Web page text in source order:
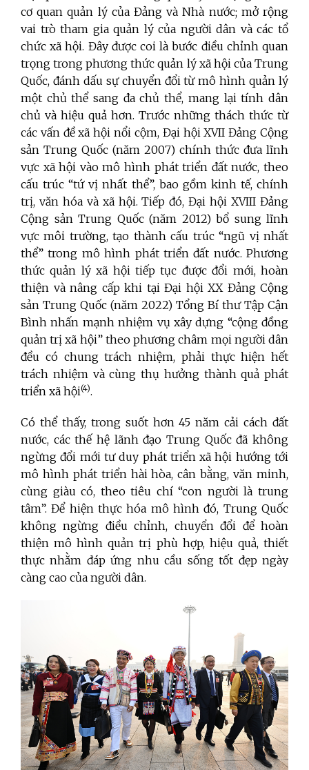
cơ quan quản lý của Đảng và Nhà nước; mở rộng
vai trò tham gia quản lý của người dân và các tổ
chức xã hội. Đây được coi là bước điều chỉnh quan
trọng trong phương thức quản lý xã hội của Trung
Quốc, đánh dấu sự chuyển đổi từ mô hình quản lý
một chủ thể sang đa chủ thể, mang lại tính dân
chủ và hiệu quả hơn. Trước những thách thức từ
các vấn đề xã hội nổi cộm, Đại hội XVII Đảng Cộng
sản Trung Quốc (năm 2007) chính thức đưa lĩnh
vực xã hội vào mô hình phát triển đất nước, theo
cấu trúc “tứ vị nhất thể”, bao gồm kinh tế, chính
trị, văn hóa và xã hội. Tiếp đó, Đại hội XVIII Đảng
Cộng sản Trung Quốc (năm 2012) bổ sung lĩnh
vực môi trường, tạo thành cấu trúc “ngũ vị nhất
thể” trong mô hình phát triển đất nước. Phương
thức quản lý xã hội tiếp tục được đổi mới, hoàn
thiện và nâng cấp khi tại Đại hội XX Đảng Cộng
sản Trung Quốc (năm 2022) Tổng Bí thư Tập Cận
Bình nhấn mạnh nhiệm vụ xây dựng “cộng đồng
quản trị xã hội” theo phương châm mọi người dân
đều có chung trách nhiệm, phải thực hiện hết
trách nhiệm và cùng thụ hưởng thành quả phát
triển xã hội(4).
Có thể thấy, trong suốt hơn 45 năm cải cách đất
nước, các thế hệ lãnh đạo Trung Quốc đã không
ngừng đổi mới tư duy phát triển xã hội hướng tới
mô hình phát triển hài hòa, cân bằng, văn minh,
cùng giàu có, theo tiêu chí “con người là trung
tâm”. Để hiện thực hóa mô hình đó, Trung Quốc
không ngừng điều chỉnh, chuyển đổi để hoàn
thiện mô hình quản trị phù hợp, hiệu quả, thiết
thực nhằm đáp ứng nhu cầu sống tốt đẹp ngày
càng cao của người dân.